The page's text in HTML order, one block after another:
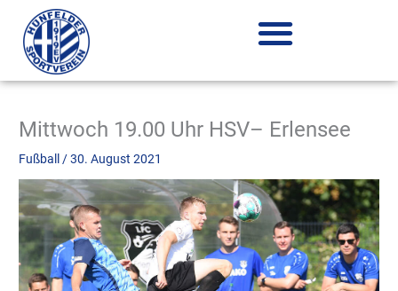
Inhalt
springen
Mittwoch 19.00 Uhr HSV– Erlensee
Fußball /30. August 2021